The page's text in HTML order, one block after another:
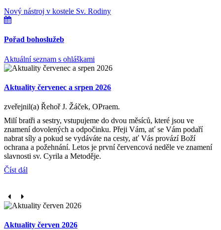
Nový nástroj v kostele Sv. Rodiny
Pořad bohoslužeb
Aktuální seznam s ohláškami
Aktuality červenec a srpen 2026
zveřejnil(a) Řehoř J. Žáček, OPraem.
Milí bratři a sestry, vstupujeme do dvou měsíců, které jsou ve
znamení dovolených a odpočinku. Přeji Vám, ať se Vám podaří
nabrat síly a pokud se vydáváte na cesty, ať Vás provází Boží
ochrana a požehnání. Letos je první červencová neděle ve znamení
slavnosti sv. Cyrila a Metoděje.
Číst dál
Aktuality červen 2026